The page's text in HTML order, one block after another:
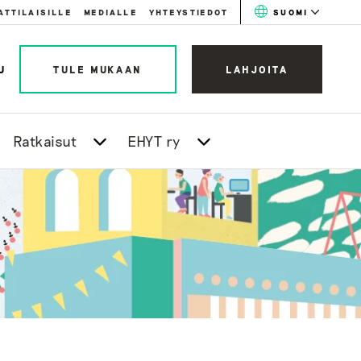
MEDIALLE YHTEYSTIEDOT SUOMI
TULE MUKAAN LAHJOITA
Ratkaisut EHYT ry